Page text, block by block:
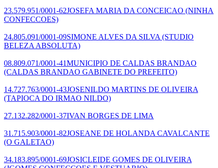
23.579.951/0001-62JOSEFA MARIA DA CONCEICAO (NINHA
CONFECCOES)
24.805.091/0001-09SIMONE ALVES DA SILVA (STUDIO
BELEZA ABSOLUTA)
08.809.071/0001-41MUNICIPIO DE CALDAS BRANDAO
(CALDAS BRANDAO GABINETE DO PREFEITO)
14.727.763/0001-43JOSENILDO MARTINS DE OLIVEIRA
(TAPIOCA DO IRMAO NILDO)
27.132.282/0001-37IVAN BORGES DE LIMA
31.715.903/0001-82JOSEANE DE HOLANDA CAVALCANTE
(O GALETAO)
34.183.895/0001-69JOSICLEIDE GOMES DE OLIVEIRA